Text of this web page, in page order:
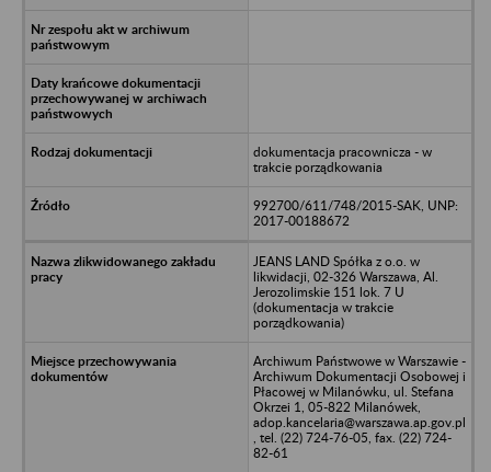
dokumentacja pracownicza - w
trakcie porządkowania
992700/611/748/2015-SAK, UNP:
2017-00188672
JEANS LAND Spółka z o.o. w
likwidacji, 02-326 Warszawa, Al.
Jerozolimskie 151 lok. 7 U
(dokumentacja w trakcie
porządkowania)
Archiwum Państwowe w Warszawie -
Archiwum Dokumentacji Osobowej i
Płacowej w Milanówku, ul. Stefana
Okrzei 1, 05-822 Milanówek,
adop.kancelaria@warszawa.ap.gov.pl
, tel. (22) 724-76-05, fax. (22) 724-
82-61